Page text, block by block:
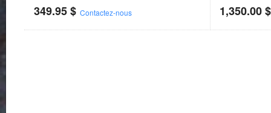
349.95$ Contactez-nous 1,350.00$